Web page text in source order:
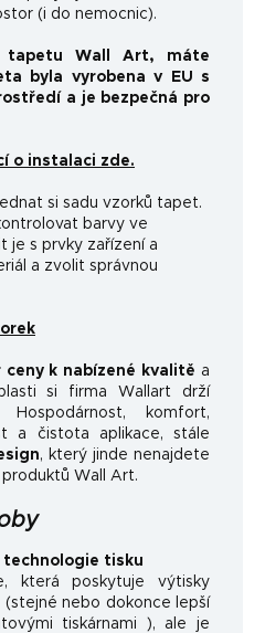
(i do nemocnic).
tapetu Wall Art, máte
byla vyrobena v EU s
a je bezpečná pro
o instalaci zde.
si sadu vzorků tapet.
barvy ve
je s prvky zařízení a
a zvolit správnou
ceny k nabízené kvalitě a
si firma Wallart drží
Hospodárnost, komfort,
a čistota aplikace, stále
, který jinde nenajdete
Wall Art.
technologie tisku
která poskytuje výtisky
nebo dokonce lepší
tiskárnami ), ale je